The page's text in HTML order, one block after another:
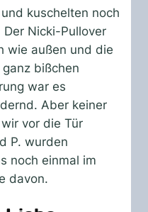
kuschelten noch
Nicki-Pullover
wie außen und die
bißchen
war es
Aber keiner
vor die Tür
P. wurden
noch einmal im
davon.